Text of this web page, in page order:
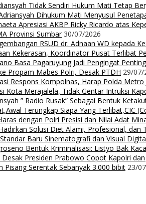
Tidak Sendiri Hukum Mati Tetap
Dihukum Mati Menyusul
Apresiasi AKBP Ricky Ricardo atas
Provinsi Sumbar 30/07/2026
RSUD dr. Adnaan WD kepada
Kekerasan, Koordinator Pusat Terlibat
Basa Pagaruyung Jadi Pengingat
Propam Mabes Polri, Desak PTDH 29/07/
Respons Kompolnas, Harap Polda
Kota Merajalela, Tidak Gentar Intruksi
” Radio Rusak” Sebagai Bentuk
Terungkap Siapa Yang Terlibat,CIC
dengan Polri Presisi dan Nilai Adat
Solusi Diet Alami, Profesional, dan
Baru Sinematografi dan Visual
Bentuk Kriminalisasi: Listyo Bak
Presiden Prabowo Copot Kapolri dan
Serentak Sebanyak 3.000 bibit 23/